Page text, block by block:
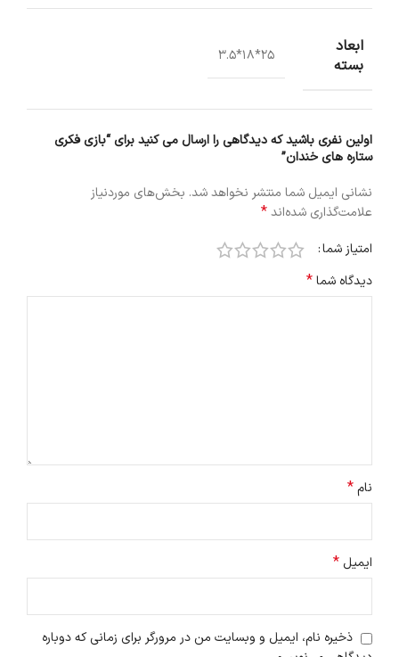
ابعاد
بسته
25*18*3.5
اولین نفری باشید که دیدگاهی را ارسال می کنید برای “بازی فکری
ستاره های خندان”
نشانی ایمیل شما منتشر نخواهد شد. بخش‌های موردنیاز
علامت‌گذاری شده‌اند*
امتیاز شما
دیدگاه شما*
نام*
ایمیل*
ذخیره نام، ایمیل و وبسایت من در مرورگر برای زمانی که دوباره